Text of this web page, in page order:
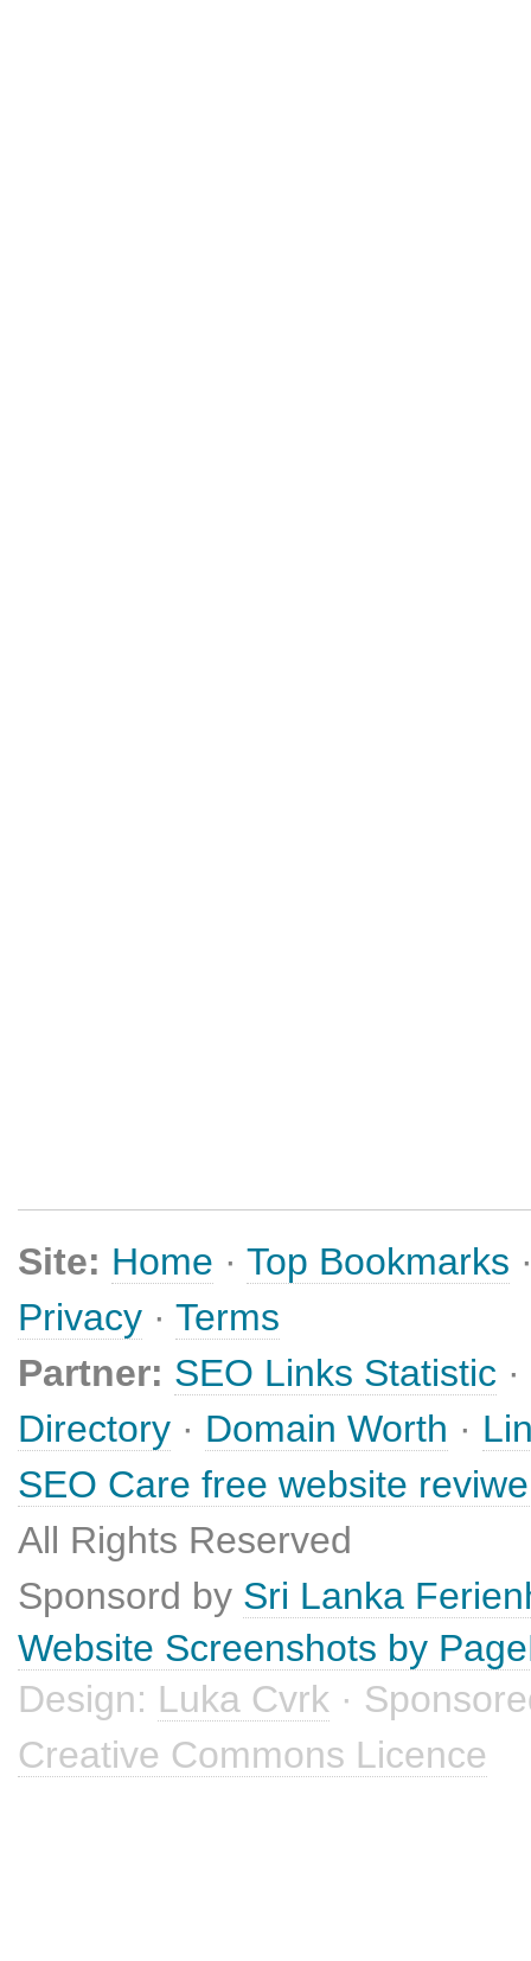
Site: Home · Top Bookmarks
Privacy · Terms
Partner: SEO Links Statistic ·
Directory · Domain Worth ·
SEO Care free website
All Rights Reserved
Sponsord by Sri Lanka
Website Screenshots by
Design: Luka Cvrk ·
Creative Commons Licence